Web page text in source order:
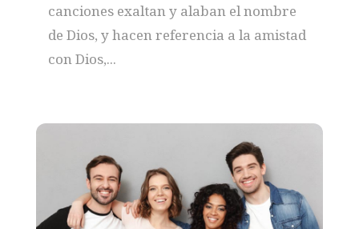
canciones exaltan y alaban el nombre
de Dios, y hacen referencia a la amistad
con Dios,...